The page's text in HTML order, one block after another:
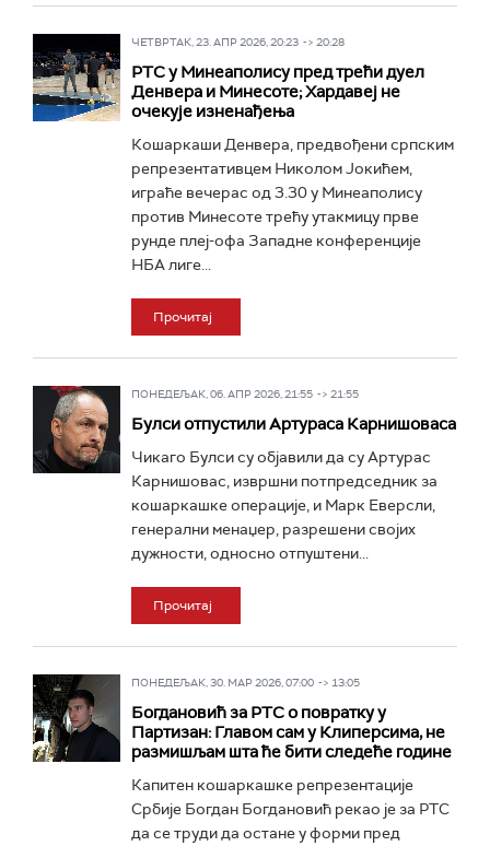
ЧЕТВРТАК, 23. АПР 2026, 20:23 -> 20:28
РТС у Минеаполису пред трећи дуел
Денвера и Минесоте; Хардавеј не
очекује изненађења
Кошаркаши Денвера, предвођени српским
репрезентативцем Николом Јокићем,
играће вечерас од 3.30 у Минеаполису
против Минесоте трећу утакмицу прве
рунде плеј-офа Западне конференције
НБА лиге...
Прочитај
ПОНЕДЕЉАК, 06. АПР 2026, 21:55 -> 21:55
Булси отпустили Артураса Карнишоваса
Чикаго Булси су објавили да су Артурас
Карнишовас, извршни потпредседник за
кошаркашке операције, и Марк Еверсли,
генерални менаџер, разрешени својих
дужности, односно отпуштени...
Прочитај
ПОНЕДЕЉАК, 30. МАР 2026, 07:00 -> 13:05
Богдановић за РТС о повратку у
Партизан: Главом сам у Клиперсима, не
размишљам шта ће бити следеће године
Капитен кошаркашке репрезентације
Србије Богдан Богдановић рекао је за РТС
да се труди да остане у форми пред